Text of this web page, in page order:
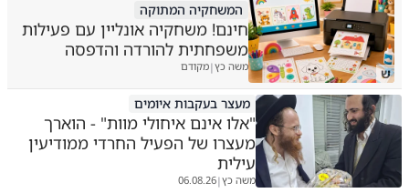
ש
המשחקיה המתוקה
חינם! משחקיה אונליין עם פעילות
משפחתית להורדה והדפסה
משה כץ|מקודם
מעצר בעקבות איומים
"אלו אינם איחולי מוות" - הוארך
מעצרו של הפעיל החרדי ממודיעין
עילית
משה כץ|
06.08.26